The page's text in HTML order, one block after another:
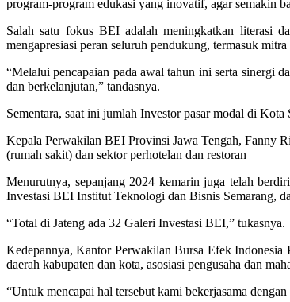
program-program edukasi yang inovatif, agar semakin
Salah satu fokus BEI adalah meningkatkan literasi
mengapresiasi peran seluruh pendukung, termasuk
“Melalui pencapaian pada awal tahun ini serta sinergi
dan berkelanjutan,” tandasnya.
Sementara, saat ini jumlah Investor pasar modal di
Kepala Perwakilan BEI Provinsi Jawa Tengah, Fanny
(rumah sakit) dan sektor perhotelan dan restoran
Menurutnya, sepanjang 2024 kemarin juga telah
Investasi BEI Institut Teknologi dan Bisnis Semarang,
“Total di Jateng ada 32 Galeri Investasi BEI,” tukasnya.
Kedepannya, Kantor Perwakilan Bursa Efek Indonesia
daerah kabupaten dan kota, asosiasi pengusaha dan
“Untuk mencapai hal tersebut kami bekerjasama